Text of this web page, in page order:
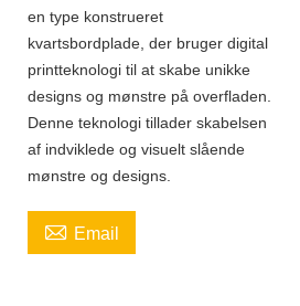
en type konstrueret
kvartsbordplade, der bruger digital
printteknologi til at skabe unikke
designs og mønstre på overfladen.
Denne teknologi tillader skabelsen
af ​​indviklede og visuelt slående
mønstre og designs.
 Email